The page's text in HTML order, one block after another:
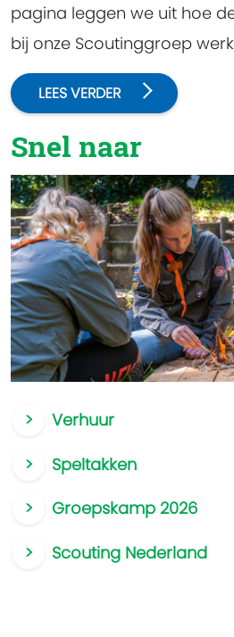
pagina leggen we uit hoe de inschrijfprocedure
bij onze Scoutinggroep
LEES VERDER
Snel naar
Verhuur
Speltakken
Groepskamp 2026
Scouting Nederland